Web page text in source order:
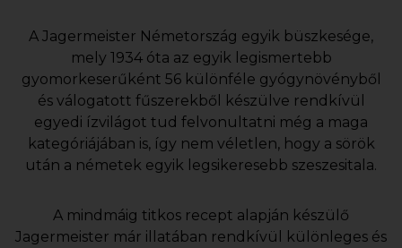
A Jagermeister Németország egyik büszkesége,
mely 1934 óta az egyik legismertebb
gyomorkeserűként 56 különféle gyógynövényből
és válogatott fűszerekből készülve rendkívül
egyedi ízvilágot tud felvonultatni még a maga
kategóriájában is, így nem véletlen, hogy a sörök
után a németek egyik legsikeresebb szeszesitala.
A mindmáig titkos recept alapján készülő
Jagermeister már illatában rendkívül különleges és